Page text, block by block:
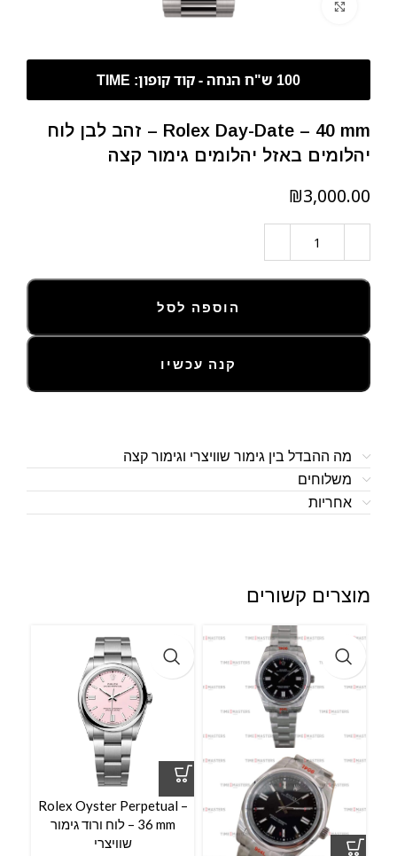
Rolex Day-Date – 40 mm – זהב לבן לוח
יהלומים באזל יהלומים גימור קצה
₪
הוספה לסל
קנה עכשיו
מה ההבדל בין גימור שוויצרי וגימור קצה
משלוחים
אחריות
מוצרים קשורים
Rolex Oyster Perpetual –
36 mm – לוח ורוד גימור
שוויצרי